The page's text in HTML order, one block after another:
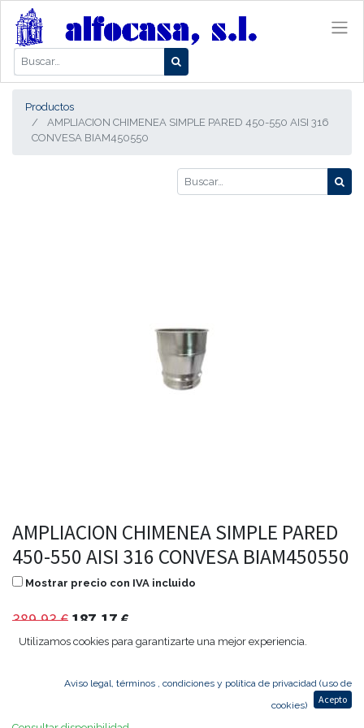
Productos
AMPLIACION CHIMENEA SIMPLE PARED 450-550 AISI 316
CONVESA BIAM450550
AMPLIACION CHIMENEA SIMPLE PARED
450-550 AISI 316 CONVESA BIAM450550
Mostrar precio con IVA incluido
389,93€ 187,17 €
Agregar al carrito
Utilizamos cookies para garantizarte una mejor experiencia.
Aviso legal, términos , condiciones y política de privacidad (uso de
cookies)
Acepto